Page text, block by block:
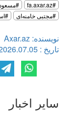
#fa.axar.az
#مجتبی خامنه‌ای
نویسنده: Axar.az
تاریخ : 2026.07.05 / 12:21
سایر اخبار